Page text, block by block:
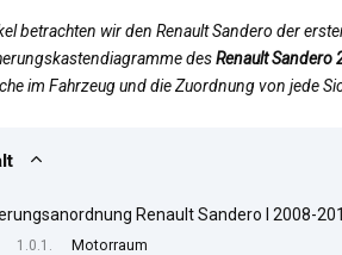
betrachten wir den Renault Sandero der
desRenault Sandero
im Fahrzeug und die Zuordnung von jede
Renault Sandero I 2008-
Motorraum